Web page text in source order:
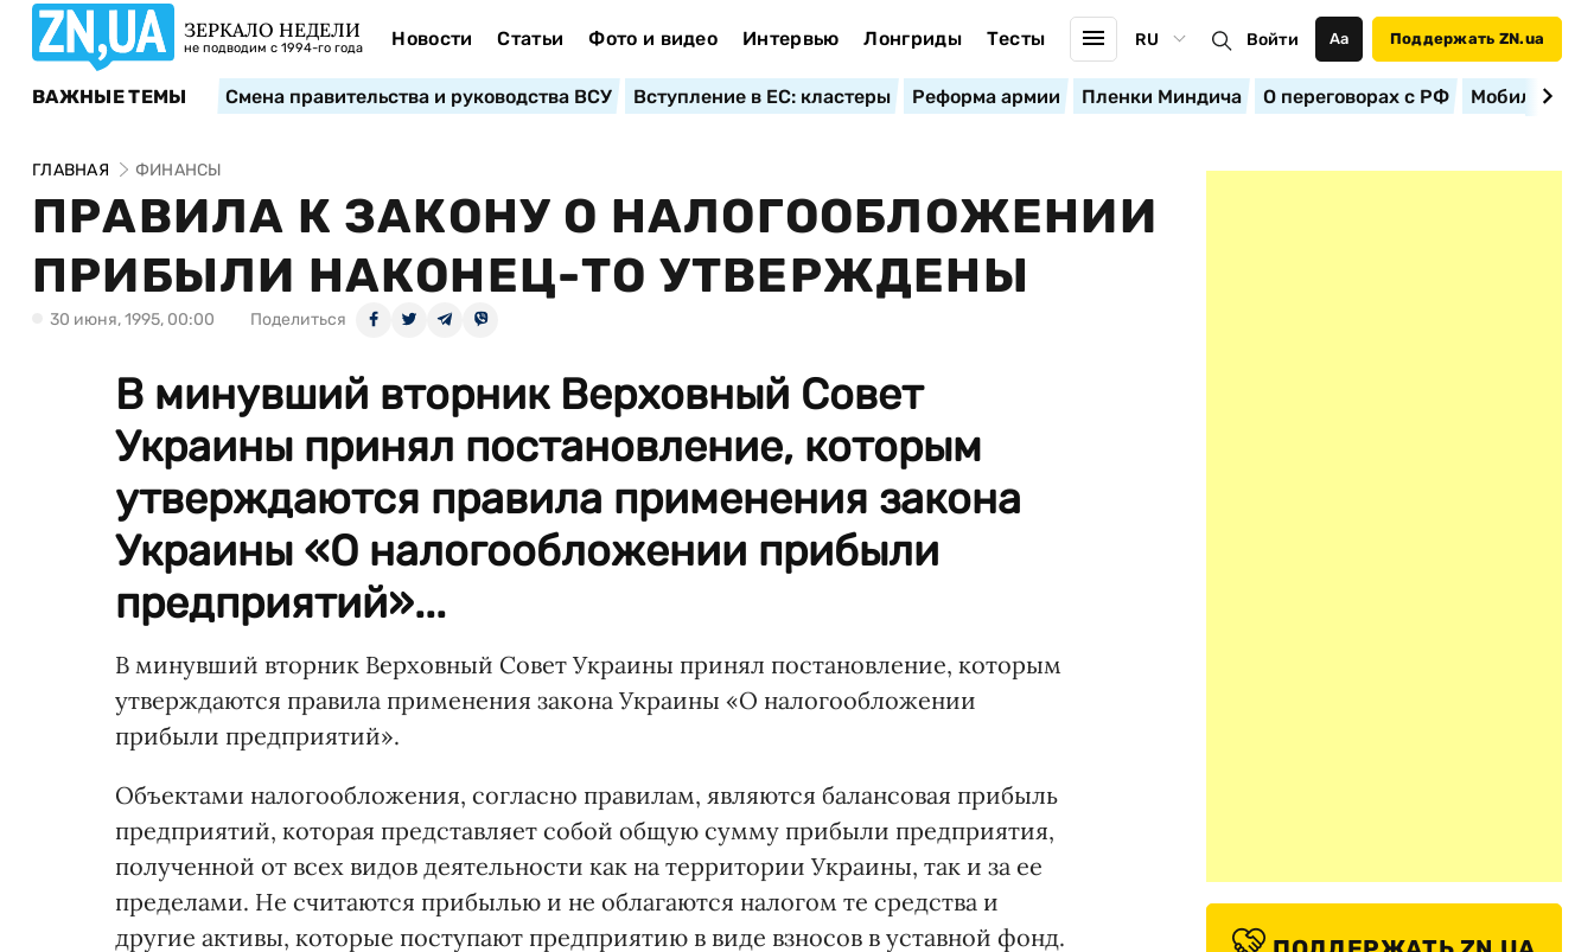
ЗЕРКАЛО НЕДЕЛИ
не подводим с 1994-го года Новости Статьи Фото и видео Интервью Лонгриды Тесты RU Войти Аа Поддержать ZN.ua
ВАЖНЫЕ ТЕМЫ Смена правительства и руководства ВСУ Вступление в ЕС: кластеры Реформа армии Пленки Миндича О переговорах с РФ
ГЛАВНАЯ ФИНАНСЫ
ПРАВИЛА К ЗАКОНУ О НАЛОГООБЛОЖЕНИИ
ПРИБЫЛИ НАКОНЕЦ-ТО УТВЕРЖДЕНЫ
30 июня, 1995, 00:00 Поделиться
В минувший вторник Верховный Совет
Украины принял постановление, которым
утверждаются правила применения закона
Украины «О налогообложении прибыли
предприятий»...
В минувший вторник Верховный Совет Украины принял постановление, которым
утверждаются правила применения закона Украины «О налогообложении
прибыли предприятий».
Объектами налогообложения, согласно правилам, являются балансовая прибыль
предприятий, которая представляет собой общую сумму прибыли предприятия,
полученной от всех видов деятельности как на территории Украины, так и за ее
пределами. Не считаются прибылью и не облагаются налогом те средства и
другие активы, которые поступают предприятию в виде взносов в уставной фонд.